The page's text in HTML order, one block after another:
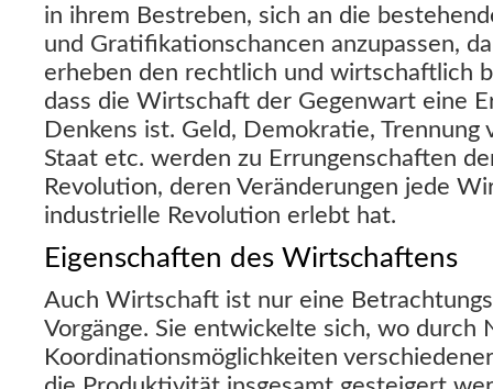
in ihrem Bestreben, sich an die
und Gratifikationschancen anzupassen,
erheben den rechtlich und wirtschaftlich
dass die Wirtschaft der Gegenwart eine
Denkens ist. Geld, Demokratie,
Staat etc. werden zu Errungenschaften
Revolution, deren Veränderungen jede
industrielle Revolution erlebt hat.
Eigenschaften des Wirtschaftens
Auch Wirtschaft ist nur eine
Vorgänge. Sie entwickelte sich, wo durch
Koordinationsmöglichkeiten